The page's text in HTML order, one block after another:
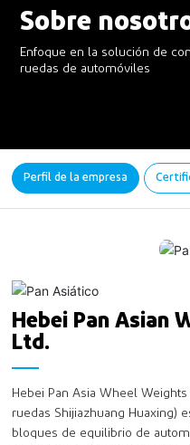
Sobre
Enfoque en la solución de
ruedas de automóviles
Perfil de la empresa
Hebei Pan Asian
Ltd.
Hebei Pan Asia Wheel
ruedas Shijiazhuang Huaxing)
bloques de equilibrio de